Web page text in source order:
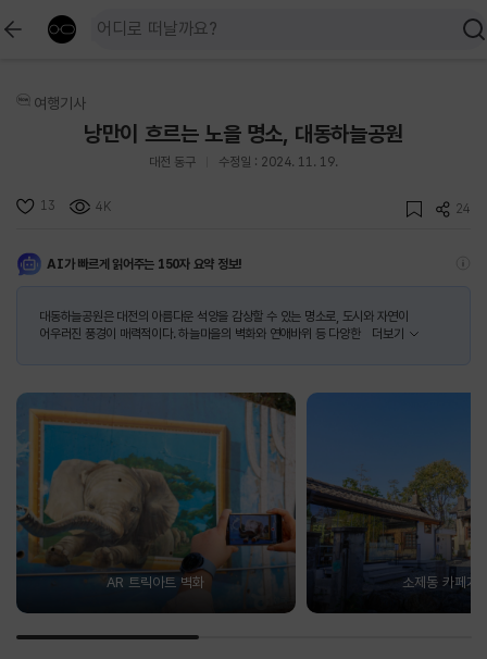
여행기사
낭만이 흐르는 노을 명소, 대동하늘공원
대전 동구 수정일 : 2024. 11. 19.
13 4K 24
AI가 빠르게 읽어주는 150자 요약 정보!
대동하늘공원은 대전의 아름다운 석양을 감상할 수 있는 명소로, 도시와 자연이
어우러진 풍경이 매력적이다. 하늘마을의 벽화와 연애바위 등 다양한
더보기
AR 트릭아트 벽화 소제동 카페거